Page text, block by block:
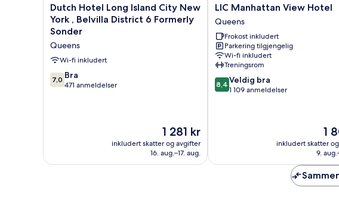
Dutch
Hotel
Long
Island
City
New
York
Dutch Hotel Long Island City New
York , Belvilla District 6 Formerly
Sonder
Queens
Wi-fi inkludert
7.0
av
7,0 Bra
471 anmeldelser
Prisen
er
1 281 kr
1 281 kr
inkludert skatter og avgifter
16. aug.–17. aug.
LIC
Manhattan
View
Hotel
Queens
LIC Manhattan View Hotel
Queens
Frokost inkludert
Parkering tilgjengelig
Wi-fi inkludert
Treningsrom
8.4
av
8,4 Veldig bra
1 109 anmeldelser
er
1
1
inkludert skatter
9.